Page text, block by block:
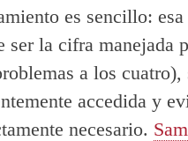
es sencillo:
ser la cifra manejada
a los
accedida y
necesario.